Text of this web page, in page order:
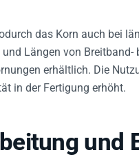
das Korn auch bei
Längen von Breitband-
erhältlich. Die
in der Fertigung erhöht.
und